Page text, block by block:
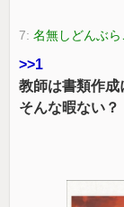
7:名無しどんぶら
>>1
教師は書類作成
そんな暇ない？